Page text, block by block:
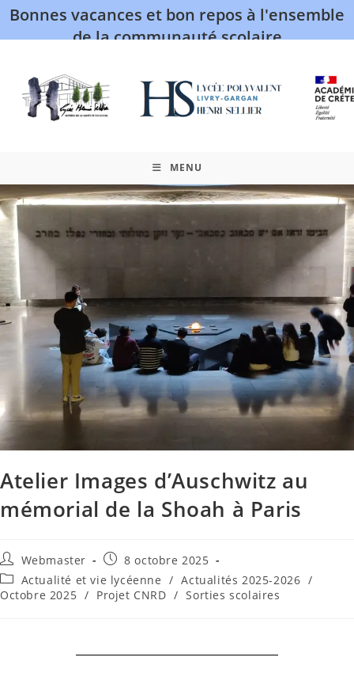
Bonnes vacances et bon repos à l'ensemble
de la communauté scolaire
MENU
Atelier Images d’Auschwitz au
mémorial de la Shoah à Paris
Webmaster
8 octobre 2025
Actualité et vie lycéenne / Actualités 2025-2026 /
Octobre 2025 / Projet CNRD / Sorties scolaires